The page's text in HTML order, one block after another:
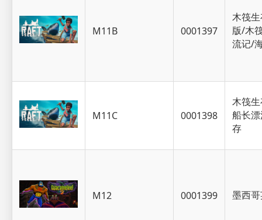
M11B 0001397
木筏
版/木
流记/
M11C 0001398
木筏
船长
存
M12 0001399 墨西